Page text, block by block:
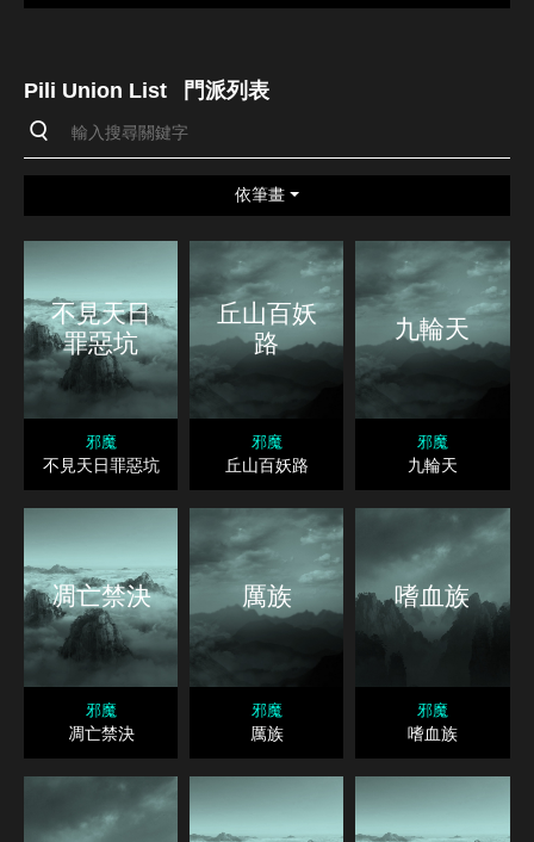
Pili Union List 門派列表
依筆畫
不見天日
罪惡坑
邪魔
不見天日罪惡坑
丘山百妖
路
邪魔
丘山百妖路
九輪天
邪魔
九輪天
凋亡禁決
邪魔
凋亡禁決
厲族
邪魔
厲族
嗜血族
邪魔
嗜血族